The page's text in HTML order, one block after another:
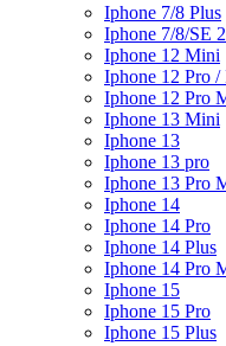
Iphone 7/8 Plus
Iphone 7/8/SE
Iphone 12 Mini
Iphone 12 Pro /
Iphone 12 Pro
Iphone 13 Mini
Iphone 13
Iphone 13 pro
Iphone 13 Pro
Iphone 14
Iphone 14 Pro
Iphone 14 Plus
Iphone 14 Pro
Iphone 15
Iphone 15 Pro
Iphone 15 Plus